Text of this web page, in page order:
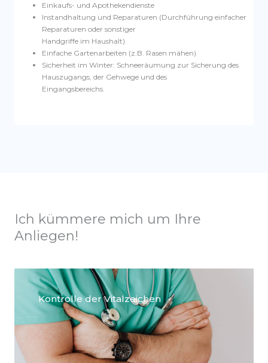
Einkaufs- und Apothekendienste
Instandhaltung und Reparaturen (Durchführung einfacher
Reparaturen oder sonstiger
Handgriffe im Haushalt)
Einfache Gartenarbeiten (z.B. Rasen mähen)
Sicherheit im Winter: Schneeräumung zur Sicherung des
Hauszugangs, der Gehwege und des
Eingangsbereichs.
Ich kümmere mich um Ihre
Anliegen!
Kontrolle der Vitalzeichen